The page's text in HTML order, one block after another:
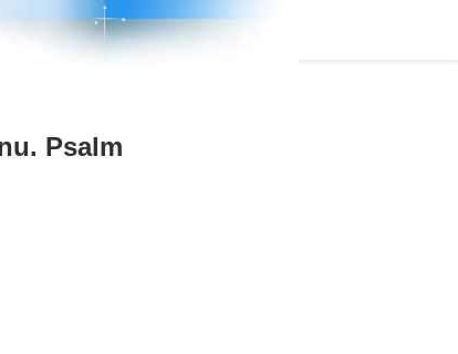
Psalm